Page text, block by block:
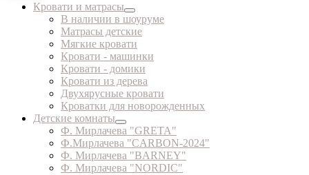
Кровати и матрасы
В наличии в шоуруме
Матрасы детские
Мягкие кровати
Кровати - машинки
Кровати - домики
Кровати из дерева
Двухярусные кровати
Кроватки для новорожденных
Детские комнаты
Ф. Мирлачева "GRETA"
Ф.Мирлачева "CARBON-2024"
Ф. Мирлачева "BARNEY"
Ф. Мирлачева "NORDIC"